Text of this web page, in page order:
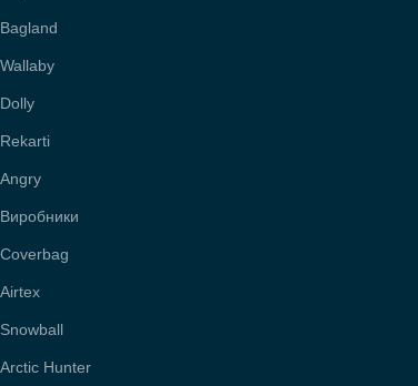
Bagland
Wallaby
Dolly
Rekarti
Angry
Виробники
Coverbag
Airtex
Snowball
Arctic Hunter